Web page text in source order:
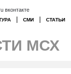
вконтакте
СМИ СТАТЬИ
МСХ